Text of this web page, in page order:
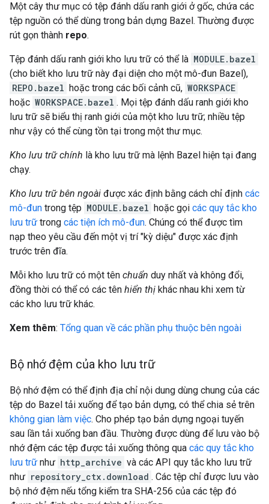
Một cây thư mục có tệp đánh dấu ranh giới ở gốc, chứa các
tệp nguồn có thể dùng trong bản dựng Bazel. Thường được
rút gọn thành repo.
Tệp đánh dấu ranh giới kho lưu trữ có thể là MODULE.bazel
(cho biết kho lưu trữ này đại diện cho một mô-đun Bazel),
REPO.bazel hoặc trong các bối cảnh cũ, WORKSPACE
hoặc WORKSPACE.bazel . Mọi tệp đánh dấu ranh giới kho
lưu trữ sẽ biểu thị ranh giới của một kho lưu trữ; nhiều tệp
như vậy có thể cùng tồn tại trong một thư mục.
Kho lưu trữ chính là kho lưu trữ mà lệnh Bazel hiện tại đang
chạy.
Kho lưu trữ bên ngoài được xác định bằng cách chỉ định các
mô-đun trong tệp MODULE.bazel hoặc gọi các quy tắc kho
lưu trữ trong các tiện ích mô-đun. Chúng có thể được tìm
nạp theo yêu cầu đến một vị trí "kỳ diệu" được xác định
trước trên đĩa.
Mỗi kho lưu trữ có một tên chuẩn duy nhất và không đổi,
đồng thời có thể có các tên hiển thị khác nhau khi xem từ
các kho lưu trữ khác.
Xem thêm: Tổng quan về các phần phụ thuộc bên ngoài
Bộ nhớ đệm của kho lưu trữ
Bộ nhớ đệm có thể định địa chỉ nội dung dùng chung của các
tệp do Bazel tải xuống để tạo bản dựng, có thể chia sẻ trên
không gian làm việc. Cho phép tạo bản dựng ngoại tuyến
sau lần tải xuống ban đầu. Thường được dùng để lưu vào bộ
nhớ đệm các tệp được tải xuống thông qua các quy tắc kho
lưu trữ như http_archive và các API quy tắc kho lưu trữ
như repository_ctx.download . Các tệp chỉ được lưu vào
bộ nhớ đệm nếu tổng kiểm tra SHA-256 của các tệp đó